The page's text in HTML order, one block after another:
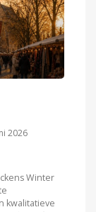
2026
Winter
kwalitatieve